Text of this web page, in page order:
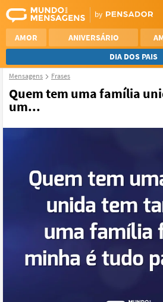
AMOR ANIVERSÁRIO
DIA DOS PAIS
Mensagens Frases
Quem tem uma família
um...